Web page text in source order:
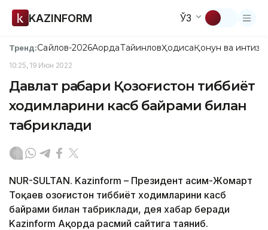
KAZINFORM ЎЗ
Тренд:Сайлов-2026АқордаТайинловҲодисаҚонун ва
10:25, 19 Июн 2022
Давлат раҳбари Қозоғистон тиббиёт
ходимларини касб байрами билан
табриклади
NUR-SULTAN. Kazinform – Президент Қасим-Жомарт
Тоқаев Қозоғистон тиббиёт ходимларини касб
байрами билан табриклади, дея хабар беради
Kazinform Ақорда расмий сайтига таяниб.